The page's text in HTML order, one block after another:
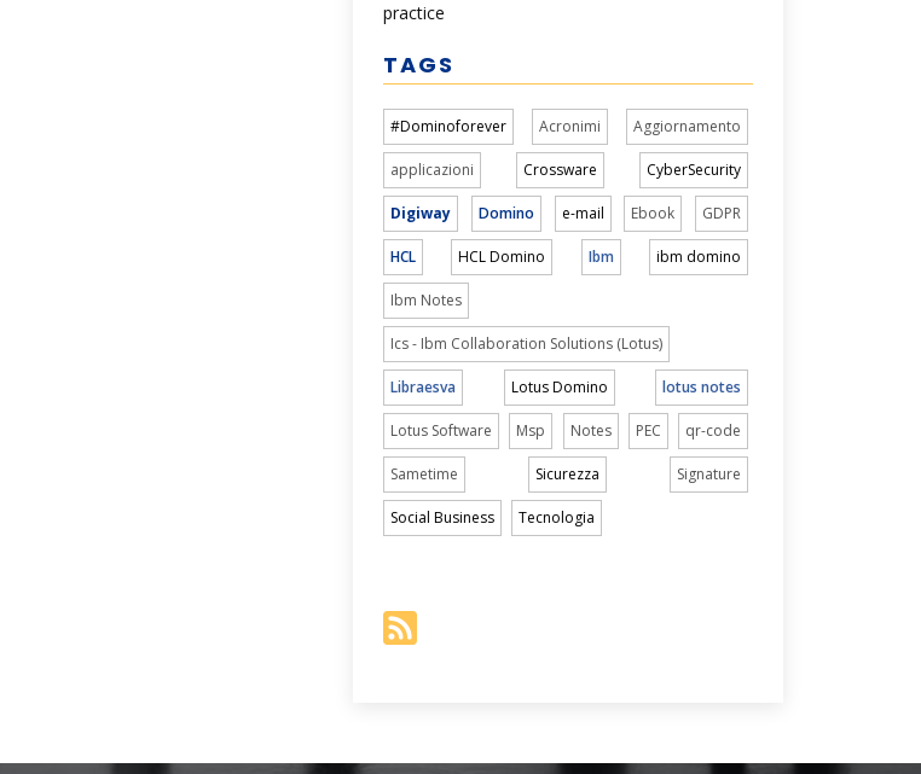
practice
TAGS
#Dominoforever Acronimi Aggiornamento
applicazioni Crossware CyberSecurity
Digiway Domino e-mail Ebook GDPR
HCL HCL Domino Ibm ibm domino
Ibm Notes
Ics - Ibm Collaboration Solutions (Lotus)
Libraesva Lotus Domino lotus notes
Lotus Software Msp Notes PEC qr-code
Sametime Sicurezza Signature
Social Business Tecnologia